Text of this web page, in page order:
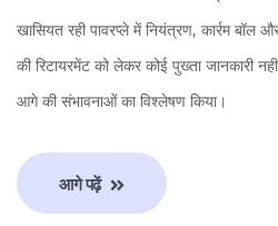
खासियत रही पावरप्ले में नियंत्रण, कार्रम
की रिटायरमेंट को लेकर कोई पुख्ता जानकारी
आगे की संभावनाओं का विश्लेषण किया।
आगे पढ़ें